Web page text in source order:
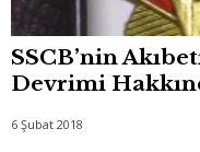
SSCB’nin
Devrimi
6 Şubat 2018